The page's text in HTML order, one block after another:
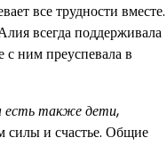
все трудности вместе.
всегда поддерживала
с ним преуспевала в
есть также дети,
силы и счастье. Общие